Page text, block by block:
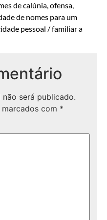
de calúnia, ofensa,
de nomes para um
pessoal / familiar a
será publicado.
com *